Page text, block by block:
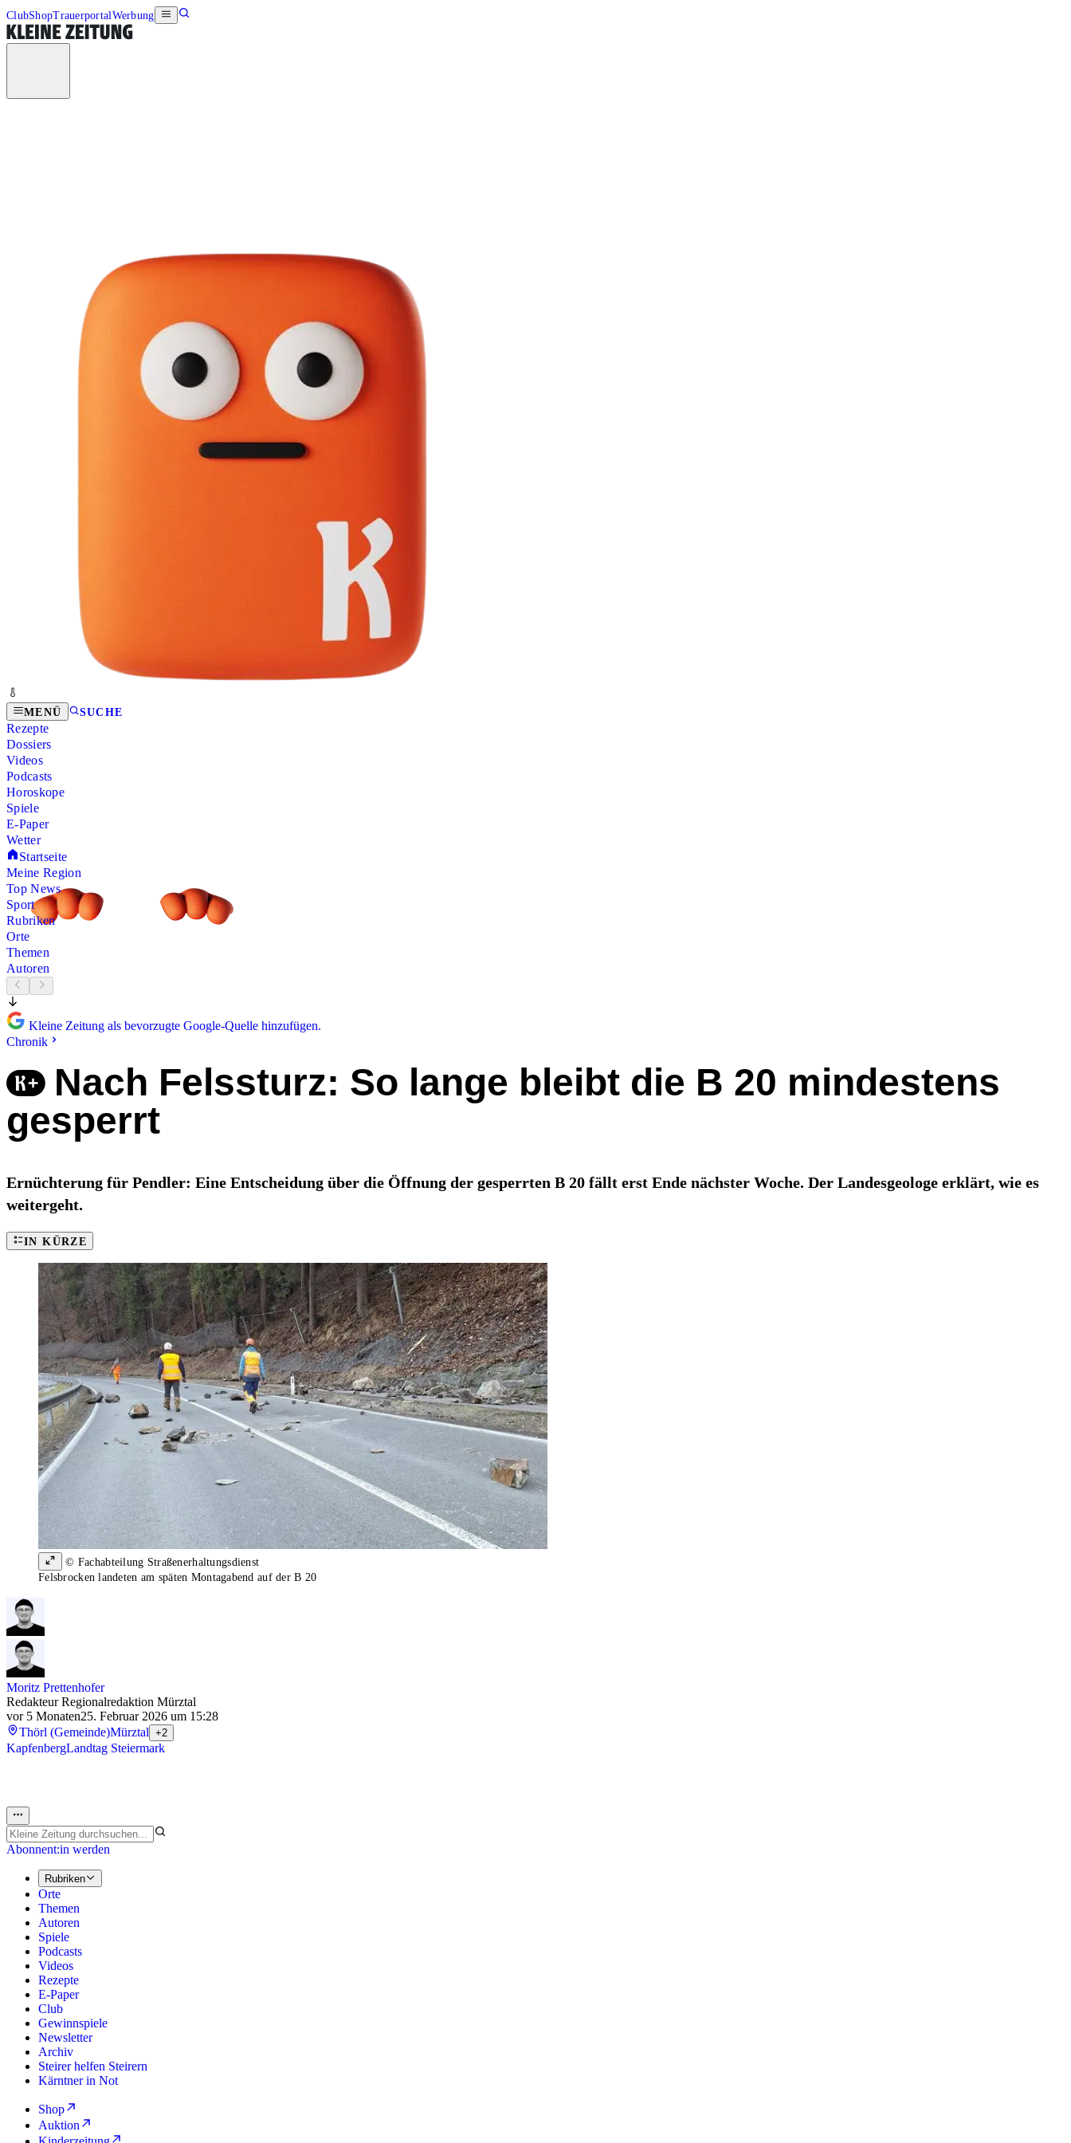
ClubShopTrauerportalWerbung
MENÜ SUCHE
Rezepte
Dossiers
Videos
Podcasts
Horoskope
Spiele
E-Paper
Wetter
Startseite
Meine Region
Top News
Sport
Rubriken
Orte
Themen
Autoren
Kleine Zeitung als bevorzugte Google-Quelle hinzufügen.
Chronik
Nach Felssturz: So lange bleibt die B 20 mindestens
gesperrt
Ernüchterung für Pendler: Eine Entscheidung über die Öffnung der gesperrten B 20 fällt erst Ende nächster Woche. Der Landesgeologe erklärt, wie es
weitergeht.
IN KÜRZE
© Fachabteilung Straßenerhaltungsdienst
Felsbrocken landeten am späten Montagabend auf der B 20
Moritz Prettenhofer
Redakteur Regionalredaktion Mürztal
vor 5 Monaten25. Februar 2026 um 15:28
Thörl (Gemeinde)Mürztal +2
KapfenbergLandtag Steiermark
Abonnent:in werden
Rubriken
Orte
Themen
Autoren
Spiele
Podcasts
Videos
Rezepte
E-Paper
Club
Gewinnspiele
Newsletter
Archiv
Steirer helfen Steirern
Kärntner in Not
Shop
Auktion